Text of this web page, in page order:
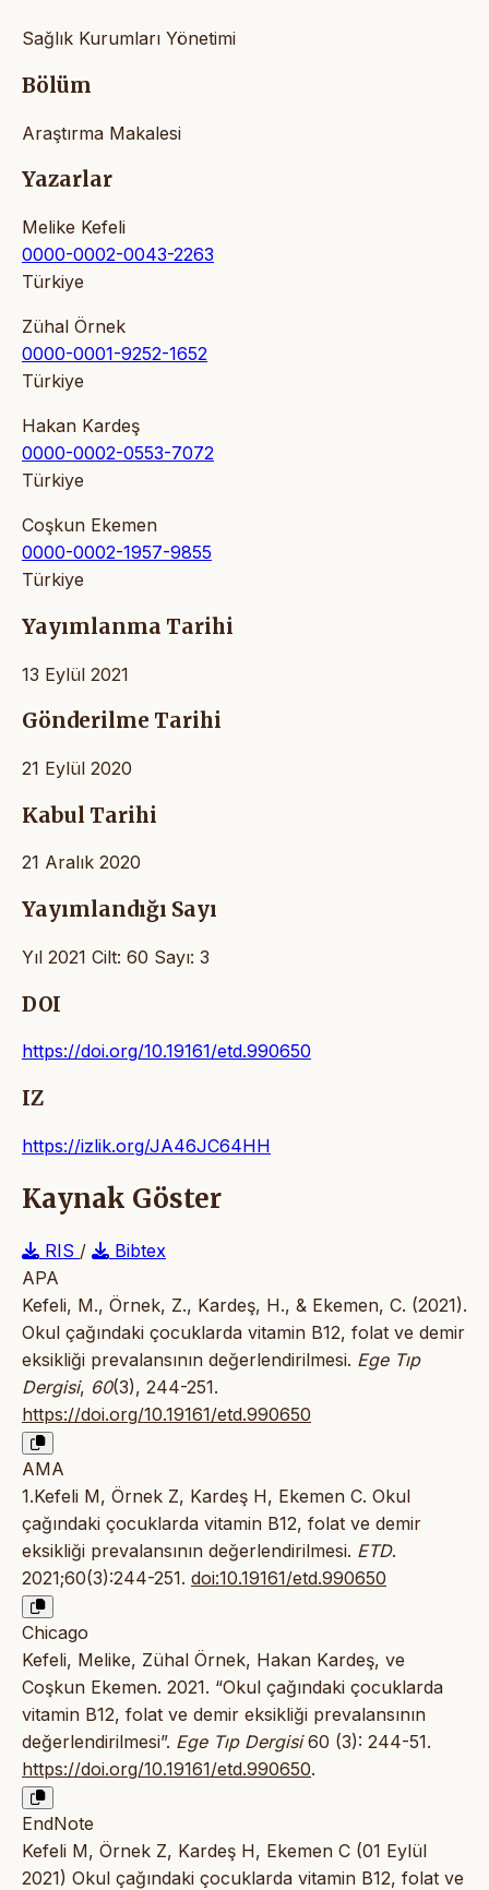
Sağlık Kurumları Yönetimi
Bölüm
Araştırma Makalesi
Yazarlar
Melike Kefeli
0000-0002-0043-2263
Türkiye
Zühal Örnek
0000-0001-9252-1652
Türkiye
Hakan Kardeş
0000-0002-0553-7072
Türkiye
Coşkun Ekemen
0000-0002-1957-9855
Türkiye
Yayımlanma Tarihi
13 Eylül 2021
Gönderilme Tarihi
21 Eylül 2020
Kabul Tarihi
21 Aralık 2020
Yayımlandığı Sayı
Yıl 2021 Cilt: 60 Sayı: 3
DOI
https://doi.org/10.19161/etd.990650
IZ
https://izlik.org/JA46JC64HH
Kaynak Göster
RIS /
Bibtex
APA
Kefeli, M., Örnek, Z., Kardeş, H., & Ekemen, C. (2021).
Okul çağındaki çocuklarda vitamin B12, folat ve demir
eksikliği prevalansının değerlendirilmesi. Ege Tıp
Dergisi, 60(3), 244-251.
https://doi.org/10.19161/etd.990650
AMA
1.Kefeli M, Örnek Z, Kardeş H, Ekemen C. Okul
çağındaki çocuklarda vitamin B12, folat ve demir
eksikliği prevalansının değerlendirilmesi. ETD.
2021;60(3):244-251. doi:10.19161/etd.990650
Chicago
Kefeli, Melike, Zühal Örnek, Hakan Kardeş, ve
Coşkun Ekemen. 2021. “Okul çağındaki çocuklarda
vitamin B12, folat ve demir eksikliği prevalansının
değerlendirilmesi”. Ege Tıp Dergisi60 (3): 244-51.
https://doi.org/10.19161/etd.990650.
EndNote
Kefeli M, Örnek Z, Kardeş H, Ekemen C (01 Eylül
2021) Okul çağındaki çocuklarda vitamin B12, folat ve